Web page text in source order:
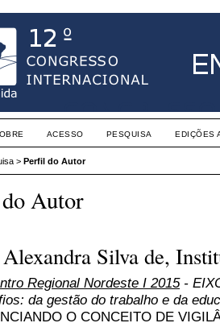
ACESSO PESQUISA EDIÇÕES
> Perfil do Autor
Autor
Silva de,
Regional Nordeste I 2015-
da gestão do trabalho e da
O CONCEITO DE